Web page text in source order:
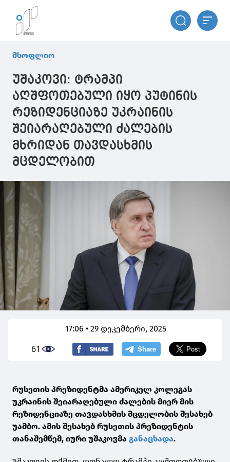
მსოფლიო
უშაკოვი: ტრამპი
აღშფოთებული იყო პუტინის
რეზიდენციაზე უკრაინის
შეიარაღებული ძალების
მხრიდან თავდასხმის
მცდელობით
17:06 • 29 დეკემბერი, 2025
61
რუსეთის პრეზიდენტმა ამერიკელ კოლეგას
უკრაინის შეიარაღებული ძალების მიერ მის
რეზიდენციაზე თავდასხმის მცდელობის შესახებ
უამბო. ამის შესახებ რუსეთის პრეზიდენტის
თანაშემწემ, იური უშაკოვმა განაცხადა.